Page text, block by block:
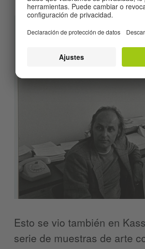
Esto se vio también en
serie de muestras de arte